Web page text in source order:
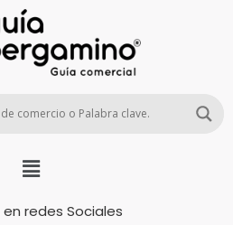
redes Sociales